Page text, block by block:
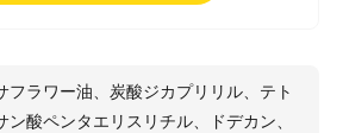
フラワー油、炭酸ジカプリリル、テト
ン酸ペンタエリスリチル、ドデカン、